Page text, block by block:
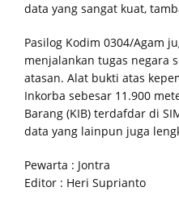
data yang sangat kuat,
Pasilog Kodim 0304/Agam
menjalankan tugas negara
atasan. Alat bukti atas
Inkorba sebesar 11.900
Barang (KIB) terdafdar di
data yang lainpun juga
Pewarta : Jontra
Editor : Heri Suprianto